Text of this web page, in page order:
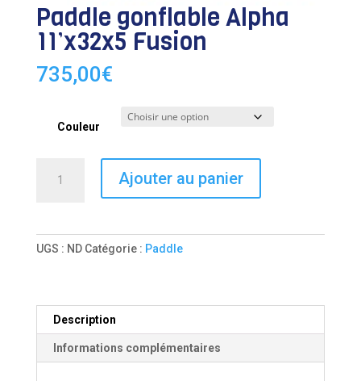
Paddle gonflable Alpha
11’x32x5 Fusion
735,00€
Couleur
Ajouter au panier
UGS : ND Catégorie : Paddle
Description
Informations complémentaires